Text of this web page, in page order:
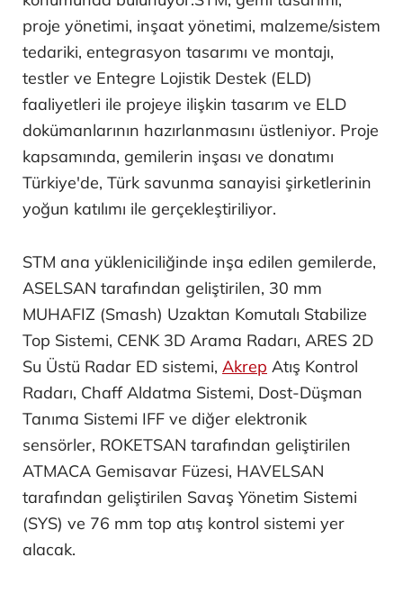
proje yönetimi, inşaat yönetimi, malzeme/sistem
tedariki, entegrasyon tasarımı ve montajı,
testler ve Entegre Lojistik Destek (ELD)
faaliyetleri ile projeye ilişkin tasarım ve ELD
dokümanlarının hazırlanmasını üstleniyor. Proje
kapsamında, gemilerin inşası ve donatımı
Türkiye'de, Türk savunma sanayisi şirketlerinin
yoğun katılımı ile gerçekleştiriliyor.
STM ana yükleniciliğinde inşa edilen gemilerde,
ASELSAN tarafından geliştirilen, 30 mm
MUHAFIZ (Smash) Uzaktan Komutalı Stabilize
Top Sistemi, CENK 3D Arama Radarı, ARES 2D
Su Üstü Radar ED sistemi, Akrep Atış Kontrol
Radarı, Chaff Aldatma Sistemi, Dost-Düşman
Tanıma Sistemi IFF ve diğer elektronik
sensörler, ROKETSAN tarafından geliştirilen
ATMACA Gemisavar Füzesi, HAVELSAN
tarafından geliştirilen Savaş Yönetim Sistemi
(SYS) ve 76 mm top atış kontrol sistemi yer
alacak.